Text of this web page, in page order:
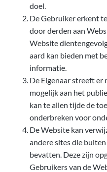
doel.
De Gebruiker erkent
door derden aan
Website
aard kan bieden met
informatie.
De Eigenaar streeft er
mogelijk aan het
kan te allen tijde de
onderbreken voor
De Website kan
andere sites die
bevatten. Deze zijn
Gebruikers van de